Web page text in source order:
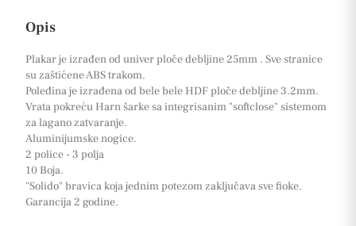
Opis
Plakar je izrađen od univer ploče debljine 25mm . Sve stranice
su zaštićene ABS trakom.
Poleđina je izrađena od bele bele HDF ploče debljine 3.2mm.
Vrata pokreću Harn šarke sa integrisanim "softclose" sistemom
za lagano zatvaranje.
Aluminijumske nogice.
2 police - 3 polja
10 Boja.
"Solido" bravica koja jednim potezom zaključava sve fioke.
Garancija 2 godine.